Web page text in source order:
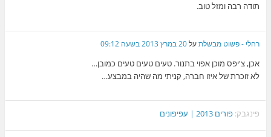
תודה רבה ומזל טוב.
רחלי - פשוט מבשלתעל20 במרץ 2013 בשעה 09:12
אכן, צ'יפס מוכן אפוי בתנור. טעים טעים טעים כמובן…
לא זוכרת של איזו חברה, קניתי מה שהיה במבצע…
פינגבק:פורים 2013 | עפיפונים